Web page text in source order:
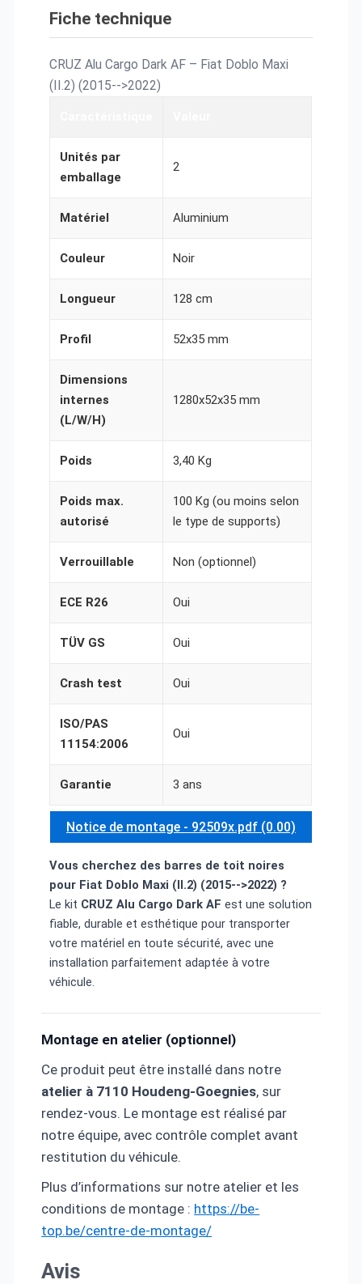
Fiche technique
CRUZ Alu Cargo Dark AF – Fiat Doblo Maxi
(II.2) (2015-->2022)
Unités par
emballage
2
Matériel Aluminium
Couleur Noir
Longueur 128 cm
Profil 52x35 mm
Dimensions
internes
(L/W/H)
1280x52x35 mm
Poids 3,40 Kg
Poids max.
autorisé
100 Kg (ou moins selon
le type de supports)
Verrouillable Non (optionnel)
ECE R26 Oui
TÜV GS Oui
Crash test Oui
ISO/PAS
11154:2006
Oui
Garantie 3 ans
Notice de montage - 92509x.pdf (0.00)
Vous cherchez des barres de toit noires
pour Fiat Doblo Maxi (II.2) (2015-->2022) ?
Le kit CRUZ Alu Cargo Dark AF est une solution
fiable, durable et esthétique pour transporter
votre matériel en toute sécurité, avec une
installation parfaitement adaptée à votre
véhicule.
Montage en atelier (optionnel)
Ce produit peut être installé dans notre
atelier à 7110 Houdeng-Goegnies, sur
rendez-vous. Le montage est réalisé par
notre équipe, avec contrôle complet avant
restitution du véhicule.
Plus d’informations sur notre atelier et les
conditions de montage : https://be-
top.be/centre-de-montage/
Avis